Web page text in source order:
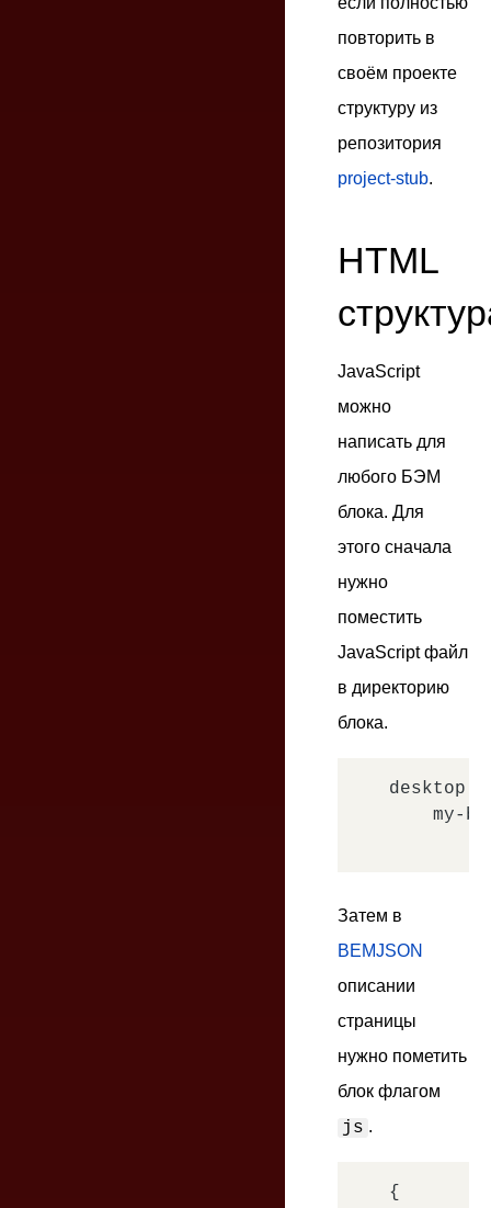
повторить в
своём проекте
структуру из
репозитория
project-stub.
HTML
JavaScript
можно
написать для
любого БЭМ
блока. Для
этого сначала
нужно
поместить
JavaScript файл
в директорию
блока.
my-
Затем в
BEMJSON
описании
страницы
нужно пометить
блок флагом
js .
{